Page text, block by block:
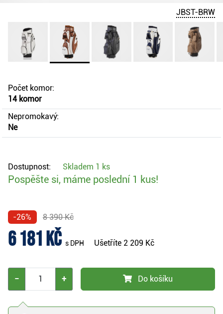
JBST-BRW
Počet komor:
14 komor
Nepromokavý:
Ne
Dostupnost: Skladem 1 ks
Pospěšte si, máme poslední 1 kus!
-26% 8 390 Kč
6 181 Kč s DPH Ušetříte 2 209 Kč
− + Do košíku